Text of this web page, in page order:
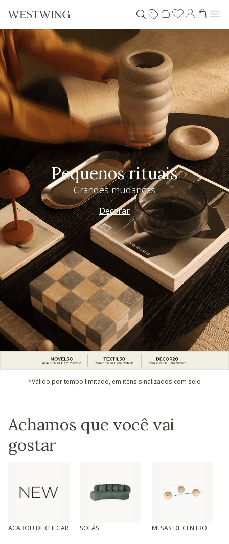
Pequenos rituais
Grandes mudanças
Decorar
*Válido por tempo limitado, em itens sinalizados com selo
Achamos que você vai
gostar
ACABOU DE CHEGAR SOFÁS MESAS DE CENTRO